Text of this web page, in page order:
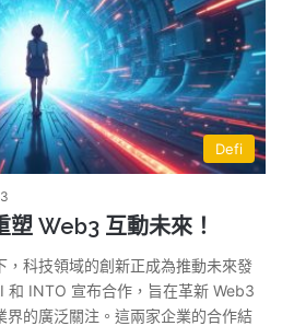
Defi
Web3 互動未來！
，科技領域的創新正成為推動未來發
和 INTO 宣布合作，旨在革新 Web3
界的廣泛關注。這兩家企業的合作結